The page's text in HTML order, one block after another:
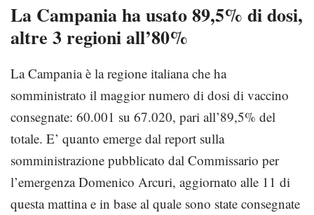
La Campania ha usato 89,5% di dosi,
altre 3 regioni all’80%
La Campania è la regione italiana che ha
somministrato il maggior numero di dosi di vaccino
consegnate: 60.001 su 67.020, pari all’89,5% del
totale. E’ quanto emerge dal report sulla
somministrazione pubblicato dal Commissario per
l’emergenza Domenico Arcuri, aggiornato alle 11 di
questa mattina e in base al quale sono state consegnate